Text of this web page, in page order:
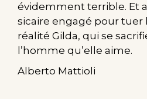
évidemment terrible. Et
sicaire engagé pour tuer
réalité Gilda, qui se
l’homme qu’elle aime.
Alberto Mattioli